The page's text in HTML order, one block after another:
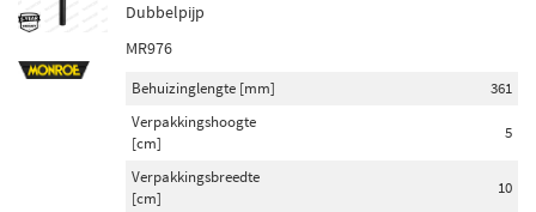
Dubbelpijp
MR976
Behuizinglengte [mm]
361
Verpakkingshoogte
[cm]
5
Verpakkingsbreedte
[cm]
10